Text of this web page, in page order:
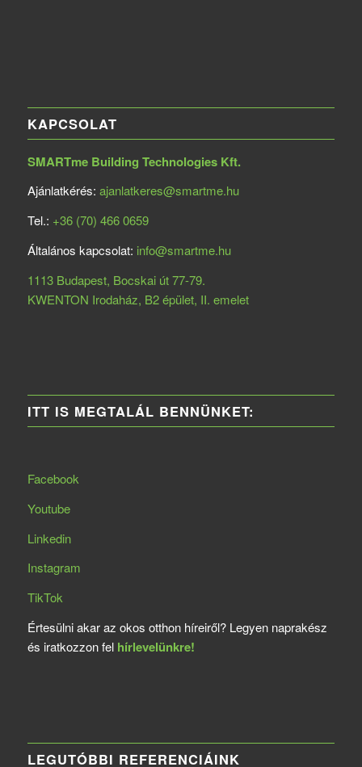
KAPCSOLAT
SMARTme Building Technologies Kft.
Ajánlatkérés: ajanlatkeres@smartme.hu
Tel.: +36 (70) 466 0659
Általános kapcsolat: info@smartme.hu
1113 Budapest, Bocskai út 77-79.
KWENTON Irodaház, B2 épület, II. emelet
ITT IS MEGTALÁL BENNÜNKET:
Facebook
Youtube
Linkedin
Instagram
TikTok
Értesülni akar az okos otthon híreiről? Legyen naprakész
és iratkozzon fel hírlevelünkre!
LEGUTÓBBI REFERENCIÁINK